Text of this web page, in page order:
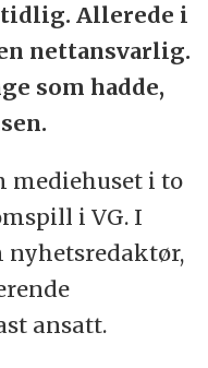
Allerede i
nettansvarlig.
som hadde,
mediehuset i to
i VG. I
nyhetsredaktør,
ansatt.